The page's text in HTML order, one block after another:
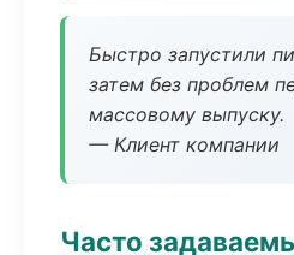
Быстро запустили
затем без проблем
массовому выпуску.
— Клиент компании
Часто